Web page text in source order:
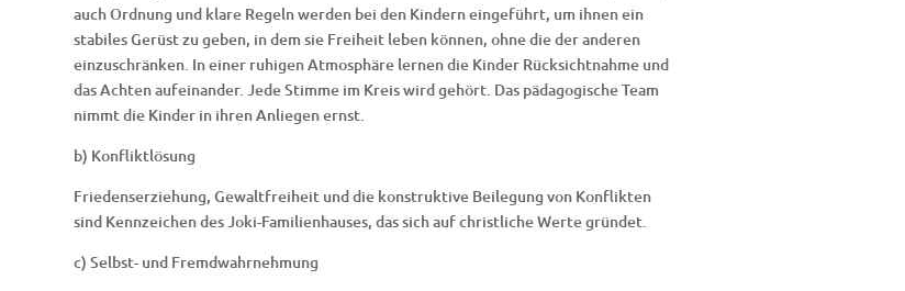
auch Ordnung und klare Regeln werden bei den Kindern eingeführt, um ihnen ein
stabiles Gerüst zu geben, in dem sie Freiheit leben können, ohne die der anderen
einzuschränken. In einer ruhigen Atmosphäre lernen die Kinder Rücksichtnahme und
das Achten aufeinander. Jede Stimme im Kreis wird gehört. Das pädagogische Team
nimmt die Kinder in ihren Anliegen ernst.
b) Konfliktlösung
Friedenserziehung, Gewaltfreiheit und die konstruktive Beilegung von Konflikten
sind Kennzeichen des Joki-Familienhauses, das sich auf christliche Werte gründet.
c) Selbst- und Fremdwahrnehmung